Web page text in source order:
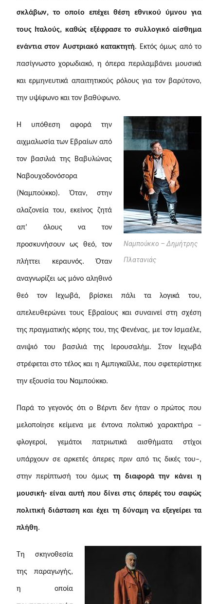
σκλάβων, το οποίο επέχει θέση εθνικού ύμνου για
τους Ιταλούς, καθώς εξέφρασε το συλλογικό αίσθημα
ενάντια στον Αυστριακό κατακτητή. Εκτός όμως από το
πασίγνωστο χορωδιακό, η όπερα περιλαμβάνει μουσικά
και ερμηνευτικά απαιτητικούς ρόλους για τον βαρύτονο,
την υψίφωνο και τον βαθύφωνο.
Ναμπούκκο – Δημήτρης
Πλατανιάς
Η υπόθεση αφορά την
αιχμαλωσία των Εβραίων από
τον βασιλιά της Βαβυλώνας
Ναβουχοδονόσορα
(Ναμπούκκο). Όταν, στην
αλαζονεία του, εκείνος ζητά
απ’ όλους να τον
προσκυνήσουν ως θεό, τον
πλήττει κεραυνός. Όταν
αναγνωρίζει ως μόνο αληθινό
θεό τον Ιεχωβά, βρίσκει πάλι τα λογικά του,
απελευθερώνει τους Εβραίους και συναινεί στη σχέση
της πραγματικής κόρης του, της Φενένας, με τον Ισμαέλε,
ανιψιό του βασιλιά της Ιερουσαλήμ. Στον Ιεχωβά
στρέφεται στο τέλος και η Αμπιγκαΐλλε, που σφετερίστηκε
την εξουσία του Ναμπούκκο.
Παρά το γεγονός ότι ο Βέρντι δεν ήταν ο πρώτος που
μελοποίησε κείμενα με έντονα πολιτικό χαρακτήρα –
φλογεροί, γεμάτοι πατριωτικά αισθήματα στίχοι
υπάρχουν σε αρκετές όπερες πριν από τις δικές του–,
στην περίπτωσή του όμωςτη διαφορά την κάνει η
μουσική· είναι αυτή που δίνει στις όπερές του σαφώς
πολιτική διάσταση και έχει τη δύναμη να εξεγείρει τα
πλήθη.
Τη σκηνοθεσία
της παραγωγής,
η οποία